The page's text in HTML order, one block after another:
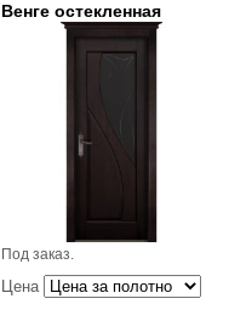
Венге остекленная
Под заказ.
Цена